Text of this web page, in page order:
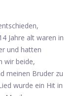
Jahre alt waren in
und hatten
wir beide,
meinen Bruder zu
wurde ein Hit in